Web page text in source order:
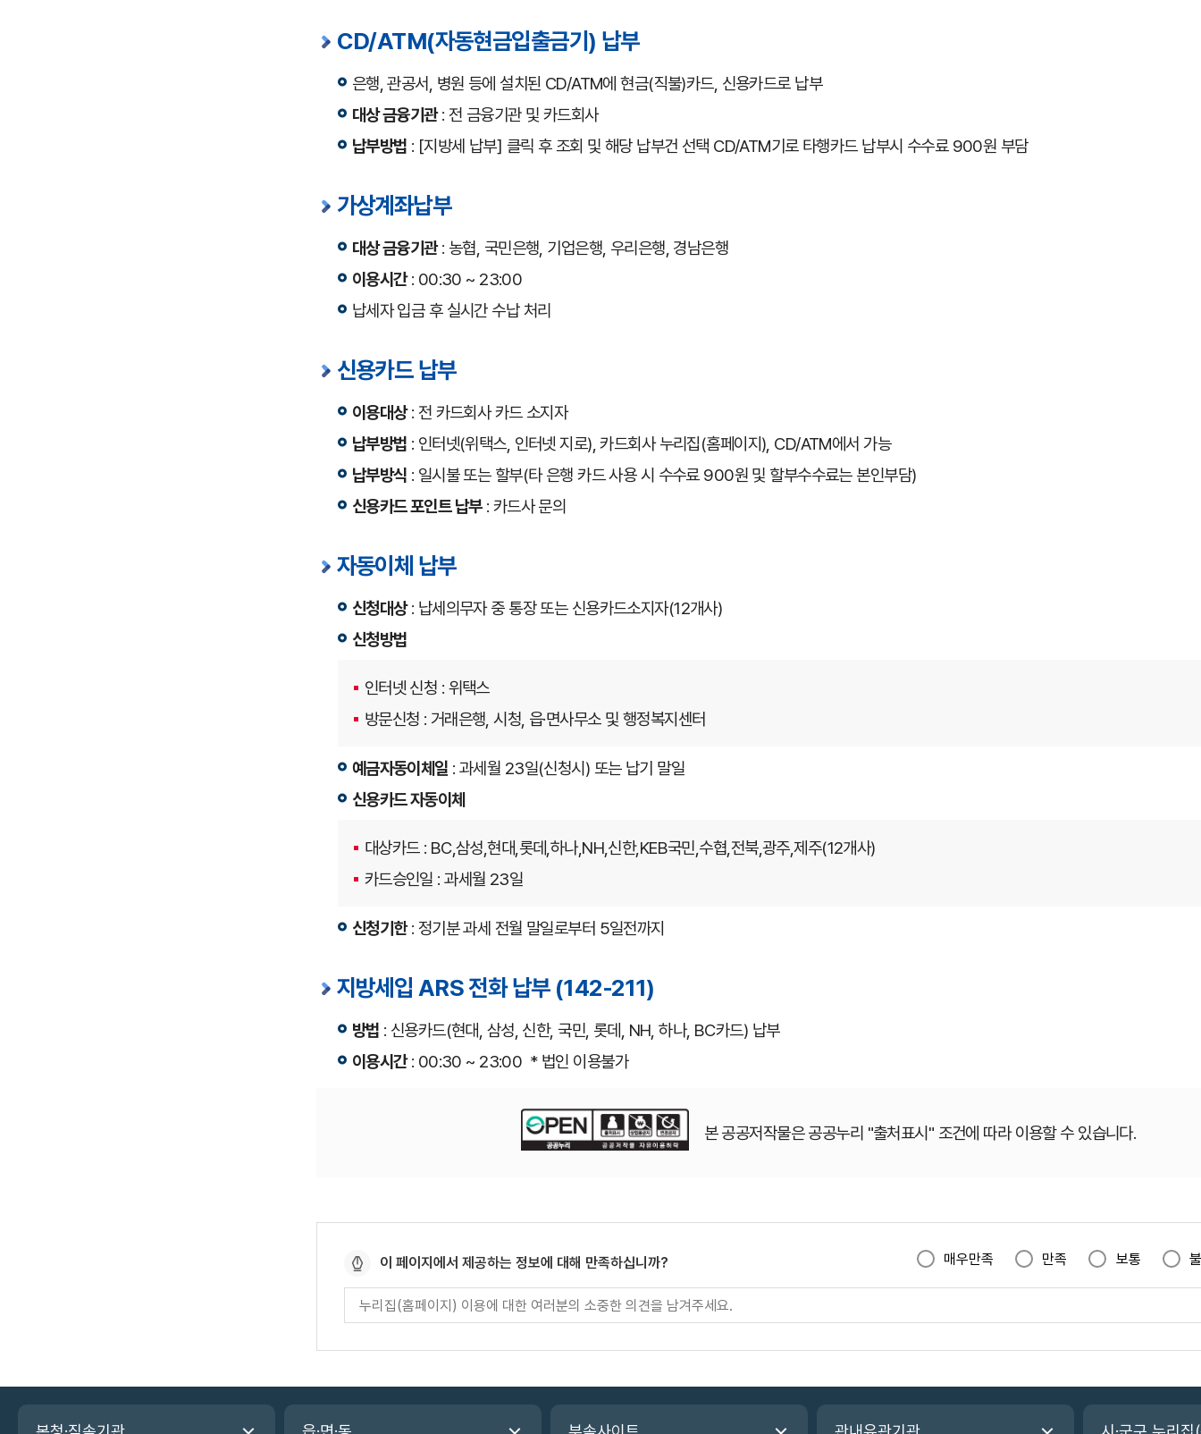
CD/ATM(자동현금입출금기) 납부
은행, 관공서, 병원 등에 설치된 CD/ATM에 현금(직불)카드, 신용카드로 납부
대상 금융기관: 전 금융기관 및 카드회사
납부방법 : [지방세 납부] 클릭 후 조회 및 해당 납부건 선택 CD/ATM기로 타행카드 납부시 수수료 900원 부담
가상계좌납부
대상 금융기관: 농협, 국민은행, 기업은행, 우리은행, 경남은행
이용시간: 00:30 ~ 23:00
납세자 입금 후 실시간 수납 처리
신용카드 납부
이용대상: 전 카드회사 카드 소지자
납부방법 : 인터넷(위택스, 인터넷 지로), 카드회사 누리집(홈페이지), CD/ATM에서 가능
납부방식 : 일시불 또는 할부(타 은행 카드 사용 시 수수료 900원 및 할부수수료는 본인부담)
신용카드 포인트 납부: 카드사 문의
자동이체 납부
신청대상: 납세의무자 중 통장 또는 신용카드소지자(12개사)
신청방법
인터넷 신청 : 위택스
방문신청 : 거래은행, 시청, 읍·면사무소 및 행정복지센터
예금자동이체일 : 과세월 23일(신청시) 또는 납기 말일
신용카드 자동이체
대상카드 : BC,삼성,현대,롯데,하나,NH,신한,KEB국민,수협,전북,광주,제주(12개사)
카드승인일 : 과세월 23일
신청기한: 정기분 과세 전월 말일로부터 5일전까지
지방세입 ARS 전화 납부 (142-211)
방법 : 신용카드(현대, 삼성, 신한, 국민, 롯데, NH, 하나, BC카드) 납부
이용시간: 00:30 ~ 23:00 * 법인 이용불가
본 공공저작물은 공공누리 "출처표시" 조건에 따라 이용할 수 있습니다.
페
이
만
족
이 페이지에서 제공하는 정보에 대해 만족하십니까? 매우만족 만족 보통
만
도